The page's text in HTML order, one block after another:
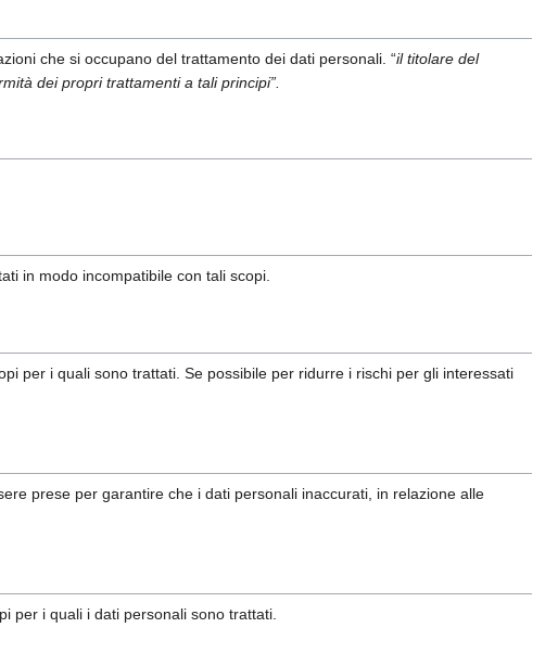
che si occupano del trattamento dei dati personali. “il titolare del
dei propri trattamenti a tali principi”.
in modo incompatibile con tali scopi.
per i quali sono trattati. Se possibile per ridurre i rischi per gli interessati
prese per garantire che i dati personali inaccurati, in relazione alle
per i quali i dati personali sono trattati.